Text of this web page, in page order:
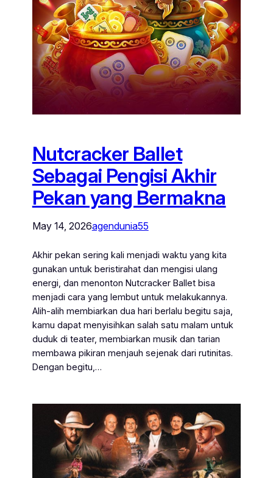
Nutcracker Ballet
Sebagai Pengisi Akhir
Pekan yang Bermakna
May 14, 2026agendunia55
Akhir pekan sering kali menjadi waktu yang kita
gunakan untuk beristirahat dan mengisi ulang
energi, dan menonton Nutcracker Ballet bisa
menjadi cara yang lembut untuk melakukannya.
Alih-alih membiarkan dua hari berlalu begitu saja,
kamu dapat menyisihkan salah satu malam untuk
duduk di teater, membiarkan musik dan tarian
membawa pikiran menjauh sejenak dari rutinitas.
Dengan begitu,…